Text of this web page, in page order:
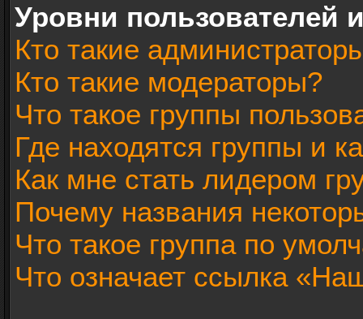
Уровни пользователей
Кто такие
Кто такие модераторы?
Что такое группы
Где находятся группы и
Как мне стать лидером
Почему названия
Что такое группа по
Что означает ссылка